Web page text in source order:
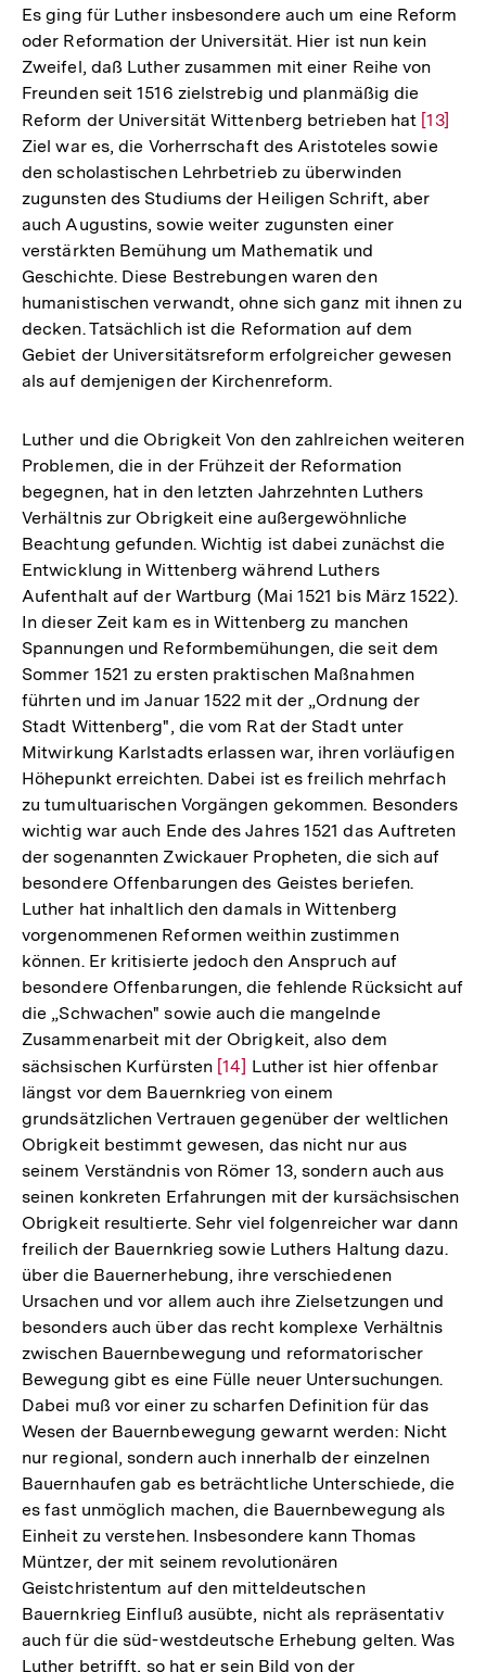
Es ging für Luther insbesondere auch um eine Reform
oder Reformation der Universität. Hier ist nun kein
Zweifel, daß Luther zusammen mit einer Reihe von
Freunden seit 1516 zielstrebig und planmäßig die
Reform der Universität Wittenberg betrieben hat Zur
[13]
Ziel war es, die Vorherrschaft des Aristoteles sowie
den scholastischen Lehrbetrieb zu überwinden
zugunsten des Studiums der Heiligen Schrift, aber
auch Augustins, sowie weiter zugunsten einer
verstärkten Bemühung um Mathematik und
Geschichte. Diese Bestrebungen waren den
humanistischen verwandt, ohne sich ganz mit ihnen zu
decken. Tatsächlich ist die Reformation auf dem
Gebiet der Universitätsreform erfolgreicher gewesen
als auf demjenigen der Kirchenreform.
Luther und die Obrigkeit Von den zahlreichen weiteren
Problemen, die in der Frühzeit der Reformation
begegnen, hat in den letzten Jahrzehnten Luthers
Verhältnis zur Obrigkeit eine außergewöhnliche
Beachtung gefunden. Wichtig ist dabei zunächst die
Entwicklung in Wittenberg während Luthers
Aufenthalt auf der Wartburg (Mai 1521 bis März 1522).
In dieser Zeit kam es in Wittenberg zu manchen
Spannungen und Reformbemühungen, die seit dem
Sommer 1521 zu ersten praktischen Maßnahmen
führten und im Januar 1522 mit der „Ordnung der
Stadt Wittenberg", die vom Rat der Stadt unter
Mitwirkung Karlstadts erlassen war, ihren vorläufigen
Höhepunkt erreichten. Dabei ist es freilich mehrfach
zu tumultuarischen Vorgängen gekommen. Besonders
wichtig war auch Ende des Jahres 1521 das Auftreten
der sogenannten Zwickauer Propheten, die sich auf
besondere Offenbarungen des Geistes beriefen.
Luther hat inhaltlich den damals in Wittenberg
vorgenommenen Reformen weithin zustimmen
können. Er kritisierte jedoch den Anspruch auf
besondere Offenbarungen, die fehlende Rücksicht auf
die „Schwachen" sowie auch die mangelnde
Zusammenarbeit mit der Obrigkeit, also dem
sächsischen Kurfürsten Zur
Auflösung
der
Fußnote
[14] Luther ist hier offenbar
längst vor dem Bauernkrieg von einem
grundsätzlichen Vertrauen gegenüber der weltlichen
Obrigkeit bestimmt gewesen, das nicht nur aus
seinem Verständnis von Römer 13, sondern auch aus
seinen konkreten Erfahrungen mit der kursächsischen
Obrigkeit resultierte. Sehr viel folgenreicher war dann
freilich der Bauernkrieg sowie Luthers Haltung dazu.
über die Bauernerhebung, ihre verschiedenen
Ursachen und vor allem auch ihre Zielsetzungen und
besonders auch über das recht komplexe Verhältnis
zwischen Bauernbewegung und reformatorischer
Bewegung gibt es eine Fülle neuer Untersuchungen.
Dabei muß vor einer zu scharfen Definition für das
Wesen der Bauernbewegung gewarnt werden: Nicht
nur regional, sondern auch innerhalb der einzelnen
Bauernhaufen gab es beträchtliche Unterschiede, die
es fast unmöglich machen, die Bauernbewegung als
Einheit zu verstehen. Insbesondere kann Thomas
Müntzer, der mit seinem revolutionären
Geistchristentum auf den mitteldeutschen
Bauernkrieg Einfluß ausübte, nicht als repräsentativ
auch für die süd-westdeutsche Erhebung gelten. Was
Luther betrifft, so hat er sein Bild von der